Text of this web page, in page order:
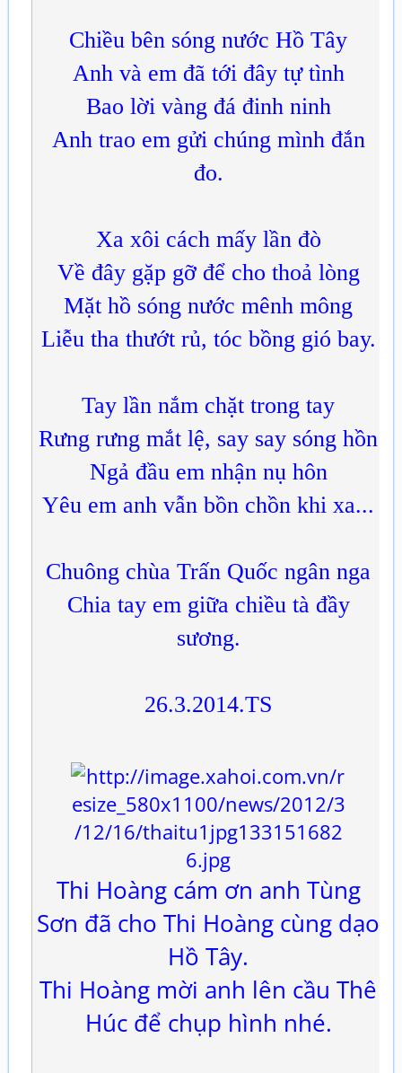
Chiều bên sóng nước Hồ Tây
Anh và em đã tới đây tự tình
Bao lời vàng đá đinh ninh
Anh trao em gửi chúng mình đắn
đo.
Xa xôi cách mấy lần đò
Về đây gặp gỡ để cho thoả lòng
Mặt hồ sóng nước mênh mông
Liễu tha thướt rủ, tóc bồng gió bay.
Tay lần nắm chặt trong tay
Rưng rưng mắt lệ, say say sóng hồn
Ngả đầu em nhận nụ hôn
Yêu em anh vẫn bồn chồn khi xa...
Chuông chùa Trấn Quốc ngân nga
Chia tay em giữa chiều tà đầy
sương.
26.3.2014.TS
Thi Hoàng cám ơn anh Tùng
Sơn đã cho Thi Hoàng cùng dạo
Hồ Tây.
Thi Hoàng mời anh lên cầu Thê
Húc để chụp hình nhé.